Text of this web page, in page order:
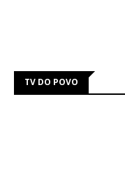
TV DO POVO